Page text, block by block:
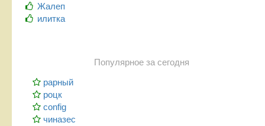
Жалеп
илитка
Популярное за сегодня
рарный
роцк
config
чиназес